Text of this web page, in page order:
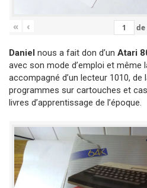
« ‹ de
Daniel nous a fait don d’un Atari
avec son mode d’emploi et même
accompagné d’un lecteur 1010,
programmes sur cartouches et
livres d’apprentissage de l’époque.